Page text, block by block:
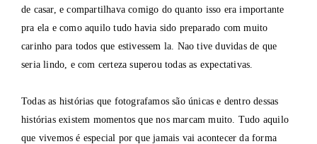
de casar, e compartilhava comigo do quanto isso era importante
pra ela e como aquilo tudo havia sido preparado com muito
carinho para todos que estivessem la. Nao tive duvidas de que
seria lindo, e com certeza superou todas as expectativas.
Todas as histórias que fotografamos são únicas e dentro dessas
histórias existem momentos que nos marcam muito. Tudo aquilo
que vivemos é especial por que jamais vai acontecer da forma